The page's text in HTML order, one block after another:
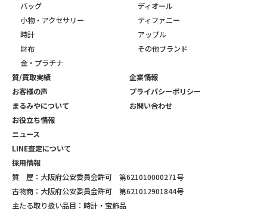
バッグ
小物・アクセサリー
時計
財布
金・プラチナ
ディオール
ティファニー
アップル
その他ブランド
質/買取実績
お客様の声
まるみやについて
お役立ち情報
ニュース
LINE査定について
採用情報
企業情報
プライバシーポリシー
お問い合わせ
質 屋：大阪府公安委員会許可 第621010000271号
古物商：大阪府公安委員会許可 第621012901844号
主たる取り扱い品目：時計・宝飾品